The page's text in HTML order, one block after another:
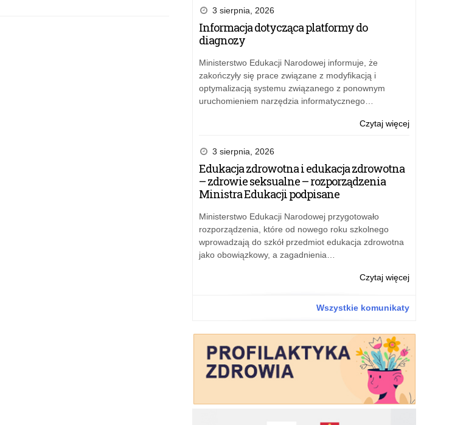
3 sierpnia, 2026
Informacja dotycząca platformy do
diagnozy
Ministerstwo Edukacji Narodowej informuje, że
zakończyły się prace związane z modyfikacją i
optymalizacją systemu związanego z ponownym
uruchomieniem narzędzia informatycznego…
Czytaj więcejo:
3 sierpnia, 2026
Edukacja zdrowotna i edukacja zdrowotna
– zdrowie seksualne – rozporządzenia
Ministra Edukacji podpisane
Ministerstwo Edukacji Narodowej przygotowało
rozporządzenia, które od nowego roku szkolnego
wprowadzają do szkół przedmiot edukacja zdrowotna
jako obowiązkowy, a zagadnienia…
Czytaj więcejo:
–
–
Wszystkie komunikaty